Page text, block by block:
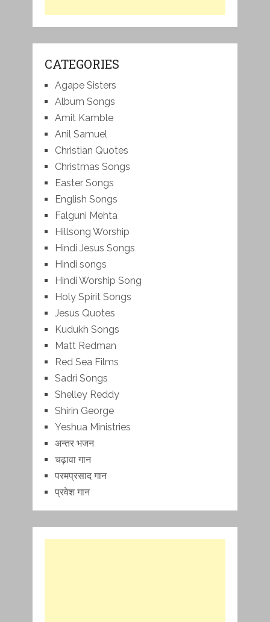
CATEGORIES
Agape Sisters
Album Songs
Amit Kamble
Anil Samuel
Christian Quotes
Christmas Songs
Easter Songs
English Songs
Falguni Mehta
Hillsong Worship
Hindi Jesus Songs
Hindi songs
Hindi Worship Song
Holy Spirit Songs
Jesus Quotes
Kudukh Songs
Matt Redman
Red Sea Films
Sadri Songs
Shelley Reddy
Shirin George
Yeshua Ministries
अन्तर भजन
चढ़ावा गान
परमप्रसाद गान
प्रवेश गान